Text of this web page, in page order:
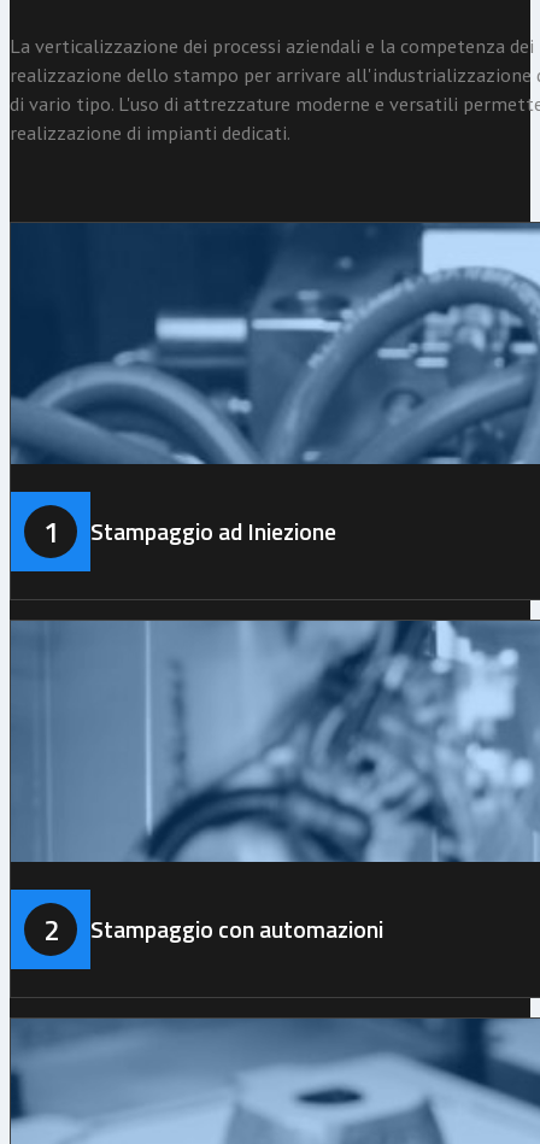
La verticalizzazione dei processi aziendali e la competenza
realizzazione dello stampo per arrivare
di vario tipo. L'uso di attrezzature moderne e versatili
realizzazione di impianti dedicati.
1 Stampaggio ad Iniezione
2 Stampaggio con automazioni